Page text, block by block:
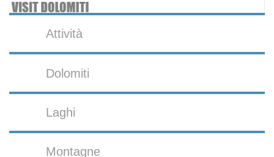
Attività
Dolomiti
Laghi
Montagne